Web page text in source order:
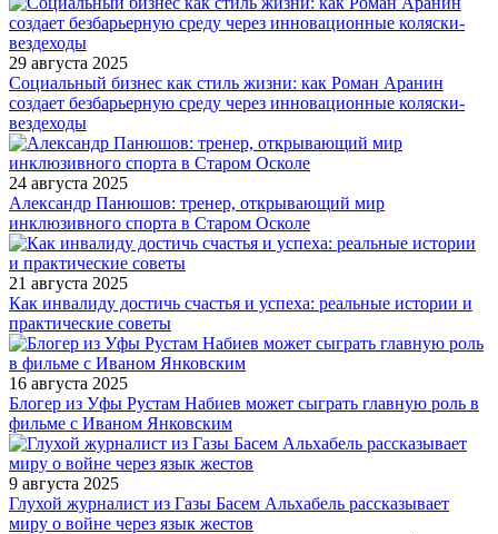
29 августа 2025
Социальный бизнес как стиль жизни: как Роман Аранин
создает безбарьерную среду через инновационные коляски-
вездеходы
24 августа 2025
Александр Панюшов: тренер, открывающий мир
инклюзивного спорта в Старом Осколе
21 августа 2025
Как инвалиду достичь счастья и успеха: реальные истории и
практические советы
16 августа 2025
Блогер из Уфы Рустам Набиев может сыграть главную роль в
фильме с Иваном Янковским
9 августа 2025
Глухой журналист из Газы Басем Альхабель рассказывает
миру о войне через язык жестов